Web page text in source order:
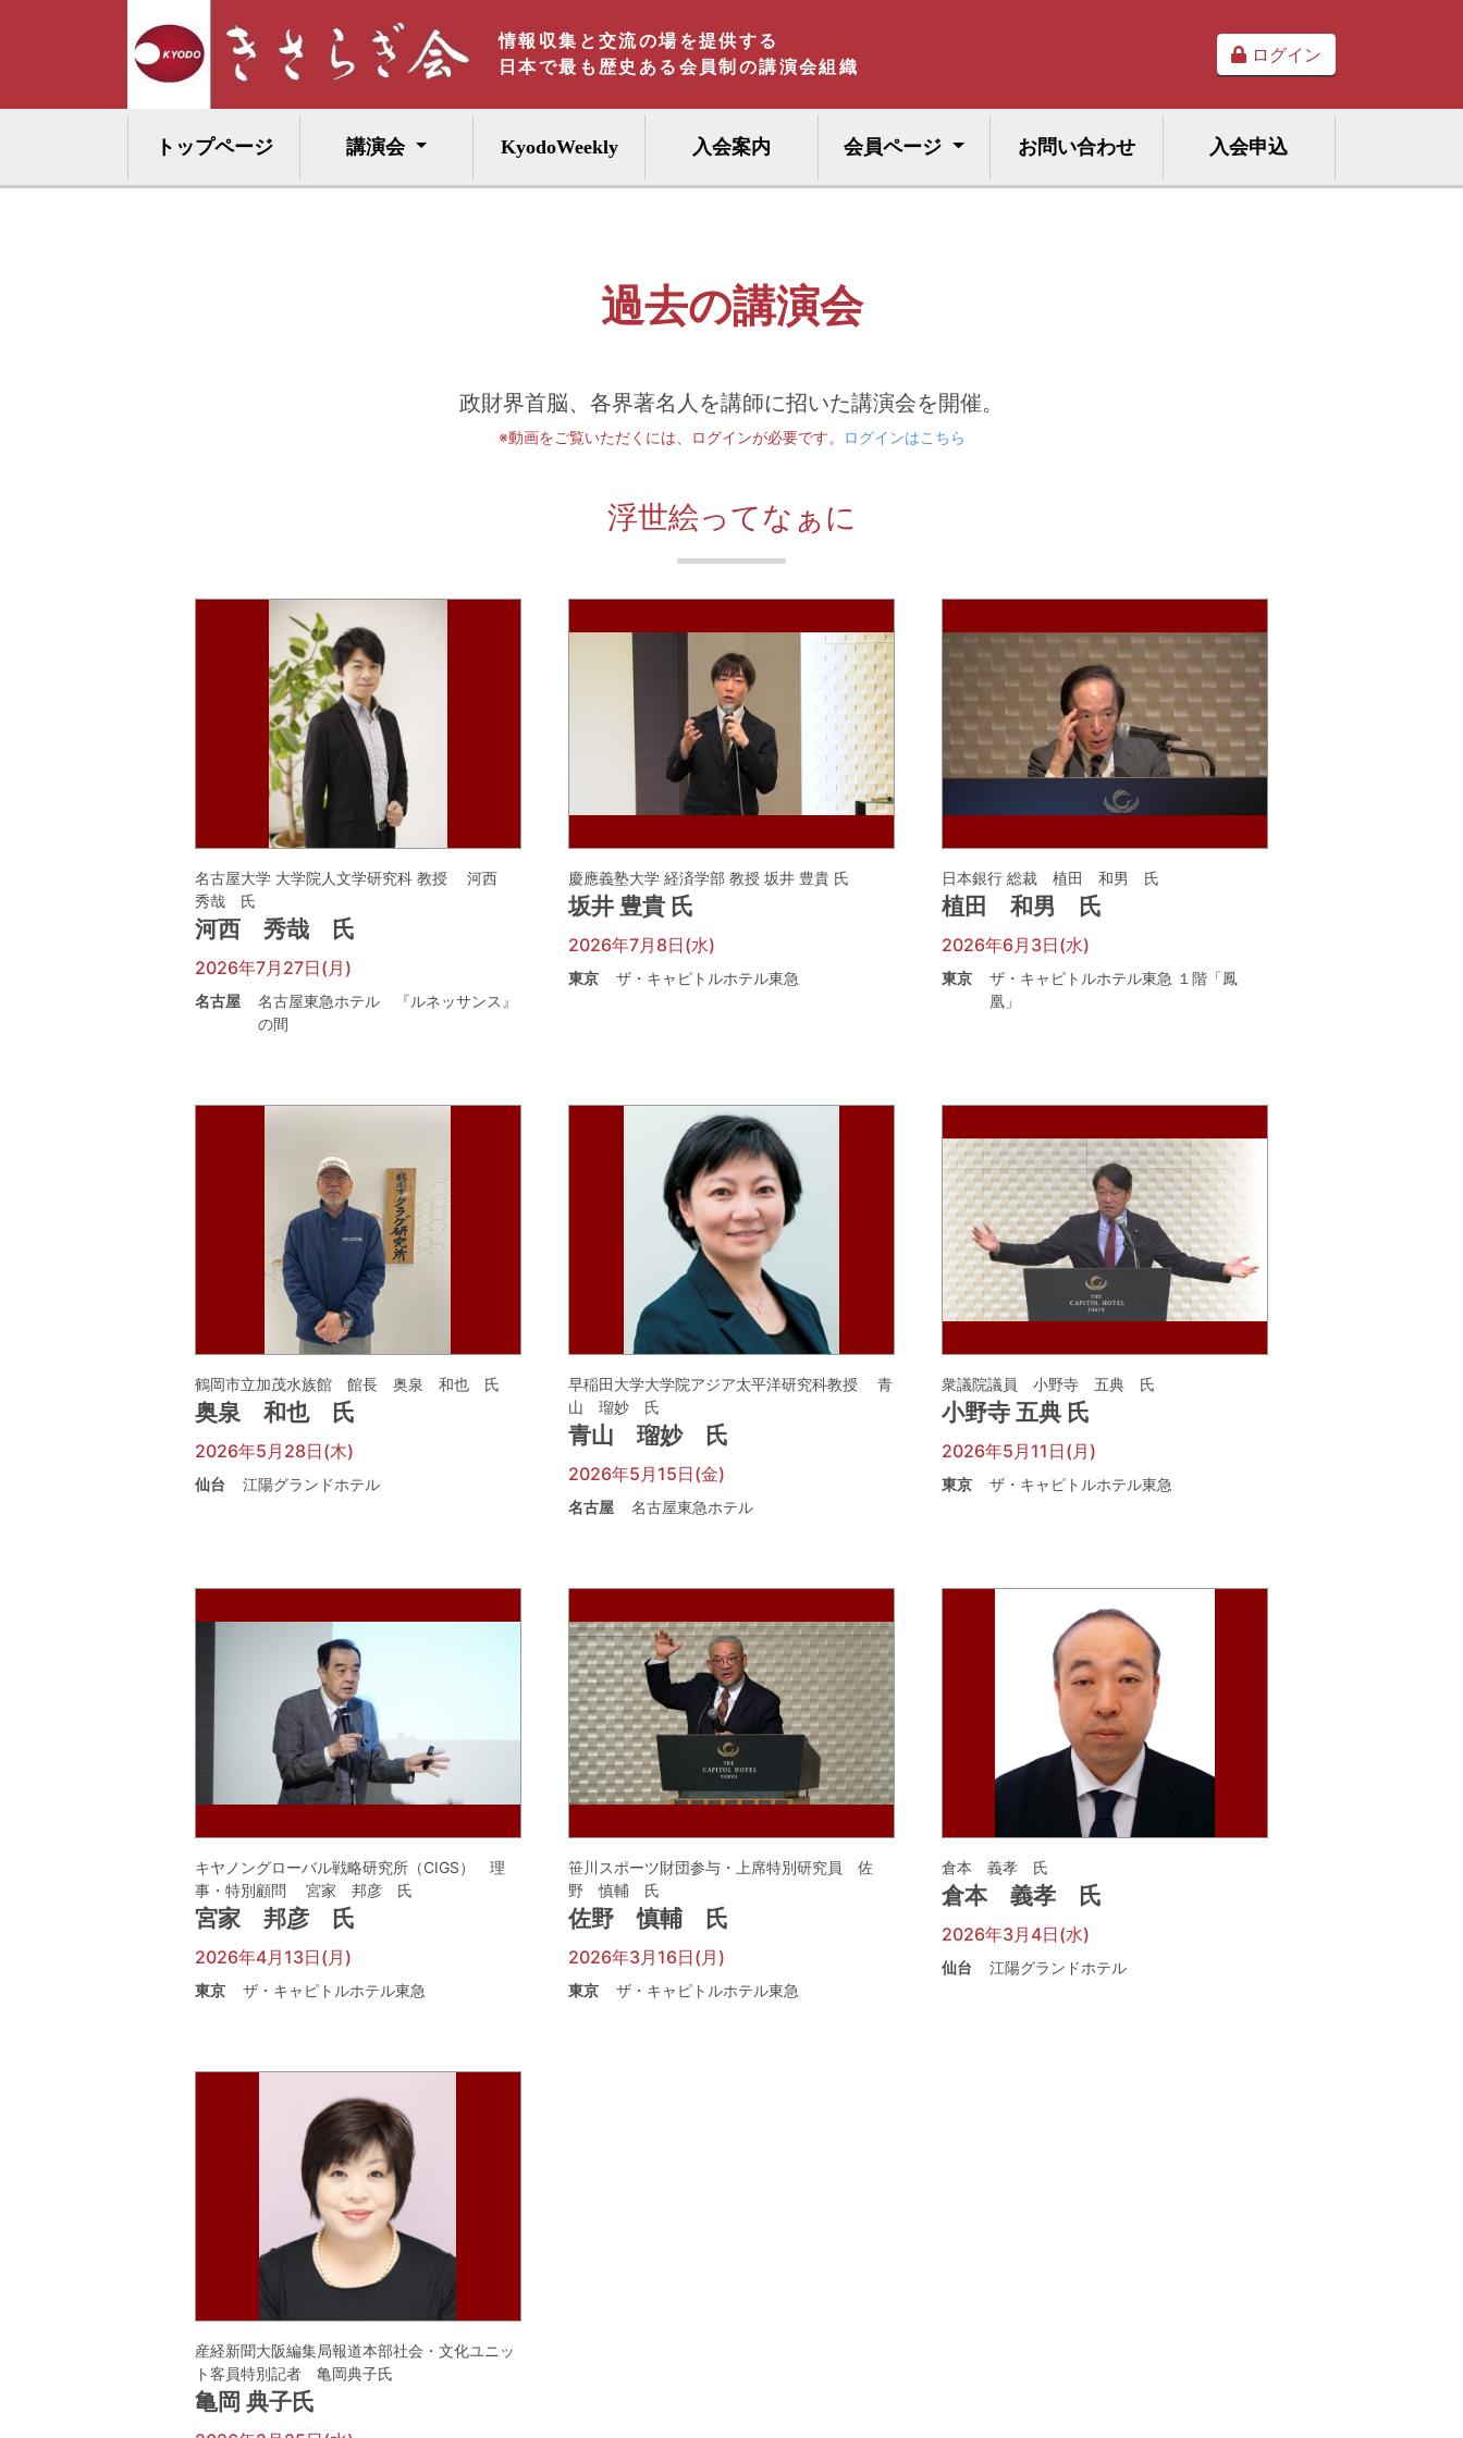
情報収集と交流の場を提供する
日本で最も歴史ある会員制の講演会組織
ログイン
トップページ 講演会 KyodoWeekly 入会案内 会員ページ お問い合わせ 入会申込
過去の講演会
政財界首脳、各界著名人を講師に招いた講演会を開催。
※動画をご覧いただくには、ログインが必要です。 ログインはこちら
浮世絵ってなぁに
名古屋大学 大学院人文学研究科 教授 河西
秀哉 氏
河西 秀哉 氏
2026年7月27日(月)
名古屋
名古屋東急ホテル 『ルネッサンス』
の間
慶應義塾大学 経済学部 教授 坂井 豊貴 氏
坂井 豊貴 氏
2026年7月8日(水)
東京 ザ・キャピトルホテル東急
日本銀行 総裁 植田 和男 氏
植田 和男 氏
2026年6月3日(水)
東京
ザ・キャピトルホテル東急 １階「鳳
凰」
鶴岡市立加茂水族館 館長 奥泉 和也 氏
奥泉 和也 氏
2026年5月28日(木)
仙台 江陽グランドホテル
早稲田大学大学院アジア太平洋研究科教授 青
山 瑠妙 氏
青山 瑠妙 氏
2026年5月15日(金)
名古屋 名古屋東急ホテル
衆議院議員 小野寺 五典 氏
小野寺 五典 氏
2026年5月11日(月)
東京 ザ・キャピトルホテル東急
キヤノングローバル戦略研究所（CIGS） 理
事・特別顧問 宮家 邦彦 氏
宮家 邦彦 氏
2026年4月13日(月)
東京 ザ・キャピトルホテル東急
笹川スポーツ財団参与・上席特別研究員 佐
野 慎輔 氏
佐野 慎輔 氏
2026年3月16日(月)
東京 ザ・キャピトルホテル東急
倉本 義孝 氏
倉本 義孝 氏
2026年3月4日(水)
仙台 江陽グランドホテル
産経新聞大阪編集局報道本部社会・文化ユニッ
ト客員特別記者 亀岡典子氏
亀岡 典子氏